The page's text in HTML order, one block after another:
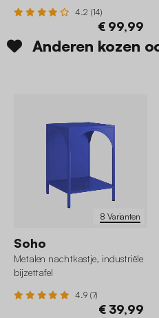
4.2 (14)
€ 99,99
Anderen kozen
8 Varianten
Soho
Metalen nachtkastje, industriële
bijzettafel
4.9 (7)
€ 39,99